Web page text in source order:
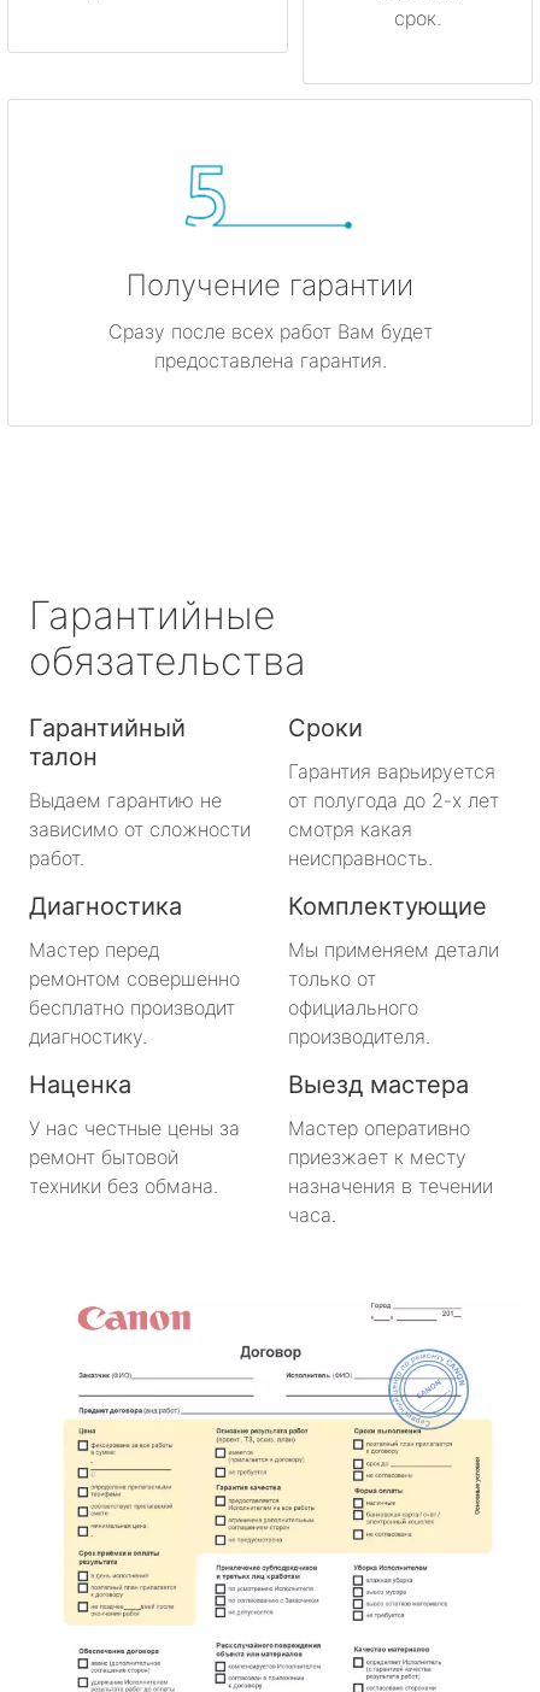
срок.
Получение гарантии
Сразу после всех работ Вам будет
предоставлена гарантия.
Гарантийные
обязательства
Гарантийный
талон
Выдаем гарантию не
зависимо от сложности
работ.
Сроки
Гарантия варьируется
от полугода до 2-х лет
смотря какая
неисправность.
Диагностика
Мастер перед
ремонтом совершенно
бесплатно производит
диагностику.
Комплектующие
Мы применяем детали
только от
официального
производителя.
Наценка
У нас честные цены за
ремонт бытовой
техники без обмана.
Выезд мастера
Мастер оперативно
приезжает к месту
назначения в течении
часа.